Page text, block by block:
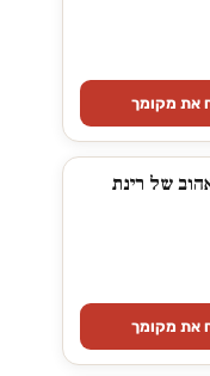
את מקומך
של רינת
את מקומך